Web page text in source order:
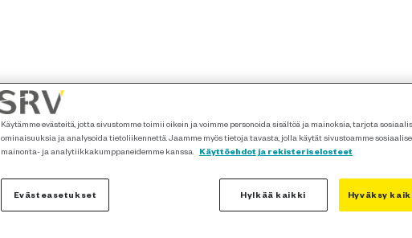
Käytämme evästeitä, jotta sivustomme toimii oikein ja voimme personoida sisältöä ja mainoksia, tarjota
ominaisuuksia ja analysoida tietoliikennettä. Jaamme myös tietoja tavasta, jolla käytät sivustoamme
mainonta- ja analytiikkakumppaneidemme kanssa.
Käyttöehdot ja rekisteriselosteet
Evästeasetukset Hylkää kaikki Hyväksy